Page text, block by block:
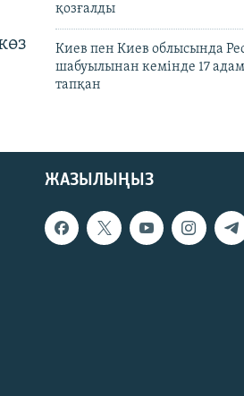
қозғалды
Киев пен Киев облысында
шабуылынан кемінде 17 адам
тапқан
ЖАЗЫЛЫҢЫЗ